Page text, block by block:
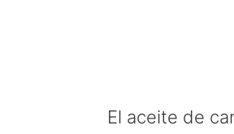
El aceite de